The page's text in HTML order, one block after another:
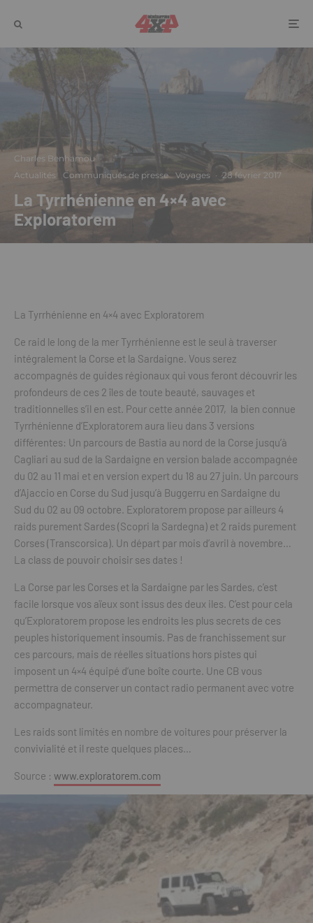
Charles Benhamou ·
Actualités
Communiqués de presse Voyages · 28 février 2017
La Tyrrhénienne en 4×4 avec
Exploratorem
La Tyrrhénienne en 4×4 avec Exploratorem
Ce raid le long de la mer Tyrrhénienne est le seul à traverser
intégralement la Corse et la Sardaigne. Vous serez
accompagnés de guides régionaux qui vous feront découvrir les
profondeurs de ces 2 îles de toute beauté, sauvages et
traditionnelles s’il en est. Pour cette année 2017, la bien connue
Tyrrhénienne d’Exploratorem aura lieu dans 3 versions
différentes: Un parcours de Bastia au nord de la Corse jusqu’à
Cagliari au sud de la Sardaigne en version balade accompagnée
du 02 au 11 mai et en version expert du 18 au 27 juin. Un parcours
d’Ajaccio en Corse du Sud jusqu’à Buggerru en Sardaigne du
Sud du 02 au 09 octobre. Exploratorem propose par ailleurs 4
raids purement Sardes (Scopri la Sardegna) et 2 raids purement
Corses (Transcorsica). Un départ par mois d’avril à novembre…
La class de pouvoir choisir ses dates !
La Corse par les Corses et la Sardaigne par les Sardes, c’est
facile lorsque vos aïeux sont issus des deux iles. C’est pour cela
qu’Exploratorem propose les endroits les plus secrets de ces
peuples historiquement insoumis. Pas de franchissement sur
ces parcours, mais de réelles situations hors pistes qui
imposent un 4×4 équipé d’une boîte courte. Une CB vous
permettra de conserver un contact radio permanent avec votre
accompagnateur.
Les raids sont limités en nombre de voitures pour préserver la
convivialité et il reste quelques places…
Source : www.exploratorem.com